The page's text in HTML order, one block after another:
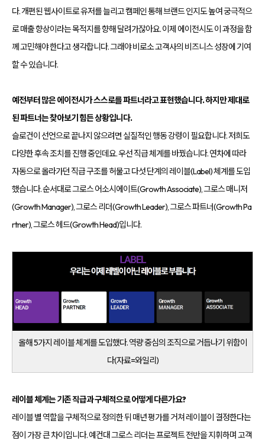
다. 개편된 웹사이트로 유저를 늘리고 캠페인 통해 브랜드 인지도 높여 궁극적으
로 매출 향상이라는 목적지를 향해 달려가잖아요. 이제 에이전시도 이 과정을 함
께 고민해야 한다고 생각합니다. 그래야 비로소 고객사의 비즈니스 성장에 기여
할 수 있습니다.
예전부터 많은 에이전시가 스스로를 파트너라고 표현했습니다. 하지만 제대로
된 파트너는 찾아보기 힘든 상황입니다.
슬로건이 선언으로 끝나지 않으려면 실질적인 행동 강령이 필요합니다. 저희도
다양한 후속 조치를 진행 중인데요. 우선 직급 체계를 바꿨습니다. 연차에 따라
자동으로 올라가던 직급 구조를 허물고 다섯 단계의 레이블(Label) 체계를 도입
했습니다. 순서대로 그로스 어소시에이트(Growth Associate), 그로스 매니저
(Growth Manager), 그로스 리더(Growth Leader), 그로스 파트너(Growth Pa
rtner), 그로스 헤드(Growth Head)입니다.
올해 5가지 레이블 체계를 도입했다. 역량 중심의 조직으로 거듭나기 위함이
다(자료=와일리)
레이블 체계는 기존 직급과 구체적으로 어떻게 다른가요?
레이블 별 역할을 구체적으로 정의한 뒤 매년 평가를 거쳐 레이블이 결정한다는
점이 가장 큰 차이입니다. 예컨대 그로스 리더는 프로젝트 전반을 지휘하며 고객